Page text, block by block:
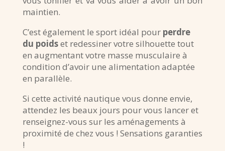
maintien.
C’est également le sport idéal pour perdre
du poidset redessiner votre silhouette tout
en augmentant votre masse musculaire à
condition d’avoir une alimentation adaptée
en parallèle.
Si cette activité nautique vous donne envie,
attendez les beaux jours pour vous lancer et
renseignez-vous sur les aménagements à
proximité de chez vous ! Sensations garanties
!